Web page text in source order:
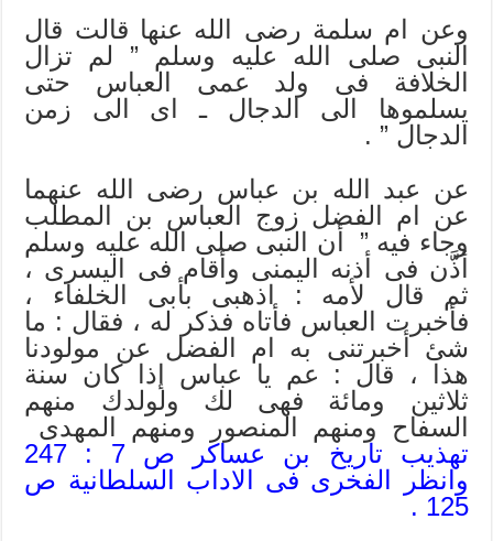
وعن ام سلمة رضى الله عنها قالت قال
النبى صلى الله عليه وسلم ” لم تزال
الخلافة فى ولد عمى العباس حتى
يسلموها الى الدجال ـ اى الى زمن
الدجال ” .
عن عبد الله بن عباس رضى الله عنهما
عن ام الفضل زوج العباس بن المطلب
وجاء فيه ” أن النبى صلى الله عليه وسلم
أذَّن فى أذنه اليمنى وأقام فى اليسرى ،
ثم قال لأمه : اذهبى بأبى الخلفاء ،
فأخبرت العباس فأتاه فذكر له ، فقال : ما
شئ أخبرتنى به ام الفضل عن مولودنا
هذا ، قال : عم يا عباس إذا كان سنة
ثلاثين ومائة فهى لك ولولدك منهم
السفاح ومنهم المنصور ومنهم المهدى
تهذيب تاريخ بن عساكر ص 7 : 247
وانظر الفخرى فى الاداب السلطانية ص
125 .